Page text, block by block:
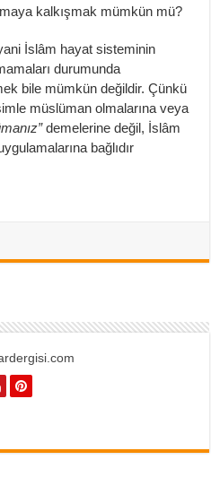
kalkışmak mümkün mü?
İslâm hayat sisteminin
durumunda
bile mümkün değildir. Çünkü
müslüman olmalarına veya
demelerine değil, İslâm
bağlıdır